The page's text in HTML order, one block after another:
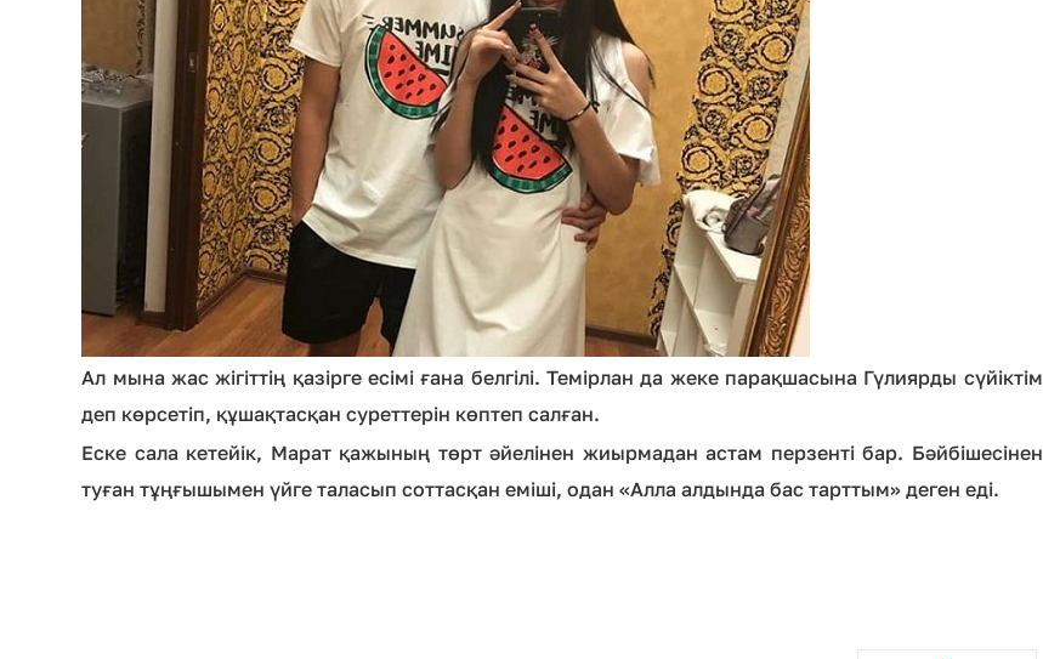
Ал мына жас жігіттің қазірге есімі ғана белгілі. Темірлан да жеке парақшасына Гүлиярды сүйіктім
деп көрсетіп, құшақтасқан суреттерін көптеп салған.
Еске сала кетейік, Марат қажының төрт әйелінен жиырмадан астам перзенті бар. Бәйбішесінен
туған тұңғышымен үйге таласып соттасқан еміші, одан «Алла алдында бас тарттым» деген еді.